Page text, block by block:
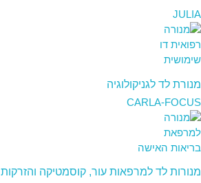
JULIA
מנורת לד לגניקולוגיה
CARLA-FOCUS
מנורות לד למרפאות עור, קוסמטיקה והזרקות